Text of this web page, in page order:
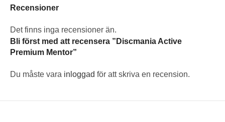
Recensioner
Det finns inga recensioner än.
Bli först med att recensera ”Discmania Active
Premium Mentor”
Du måste vara inloggad för att skriva en recension.